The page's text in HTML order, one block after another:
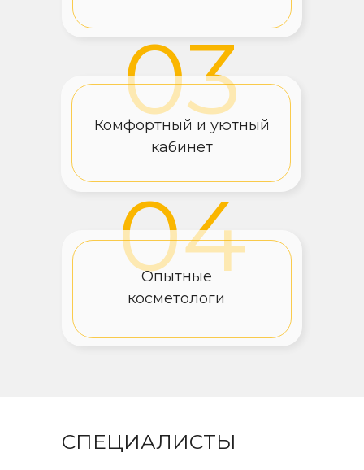
03
04
Комфортный и уютный
кабинет
Опытные
косметологи
СПЕЦИАЛИСТЫ